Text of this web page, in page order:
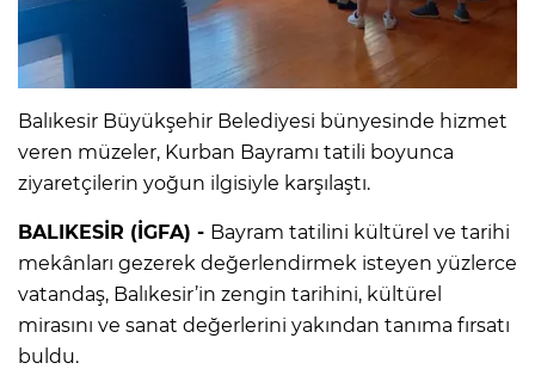
Balıkesir Büyükşehir Belediyesi bünyesinde hizmet
veren müzeler, Kurban Bayramı tatili boyunca
ziyaretçilerin yoğun ilgisiyle karşılaştı.
BALIKESİR (İGFA) - Bayram tatilini kültürel ve tarihi
mekânları gezerek değerlendirmek isteyen yüzlerce
vatandaş, Balıkesir’in zengin tarihini, kültürel
mirasını ve sanat değerlerini yakından tanıma fırsatı
buldu.